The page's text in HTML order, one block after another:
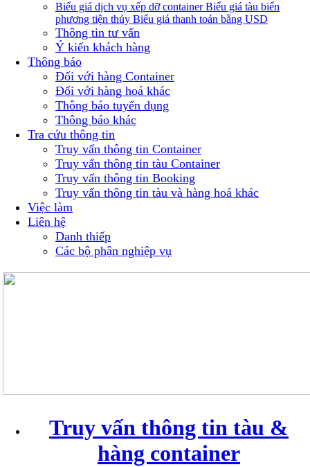
Biểu giá dịch vụ xếp dỡ containerBiểu giá tàu biển
phương tiện thủy Biểu giá thanh toán bằng USD
Thông tin tư vấn
Ý kiến khách hàng
Thông báo
Đối với hàng Container
Đối với hàng hoá khác
Thông báo tuyển dụng
Thông báo khác
Tra cứu thông tin
Truy vấn thông tin Container
Truy vấn thông tin tàu Container
Truy vấn thông tin Booking
Truy vấn thông tin tàu và hàng hoá khác
Việc làm
Liên hệ
Danh thiếp
Các bộ phận nghiệp vụ
Truy vấn thông tin tàu &
hàng container